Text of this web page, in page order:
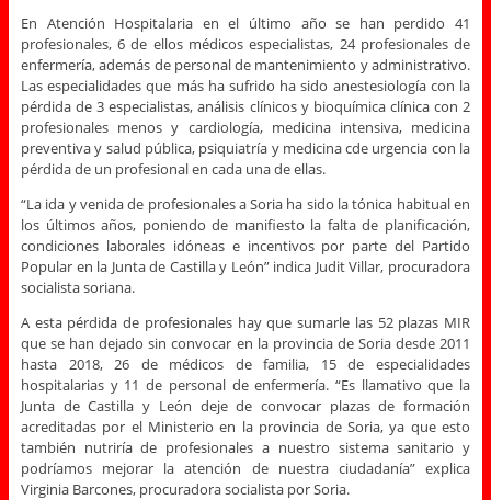
En Atención Hospitalaria en el último año se han perdido 41
profesionales, 6 de ellos médicos especialistas, 24 profesionales de
enfermería, además de personal de mantenimiento y administrativo.
Las especialidades que más ha sufrido ha sido anestesiología con la
pérdida de 3 especialistas, análisis clínicos y bioquímica clínica con 2
profesionales menos y cardiología, medicina intensiva, medicina
preventiva y salud pública, psiquiatría y medicina cde urgencia con la
pérdida de un profesional en cada una de ellas.
“La ida y venida de profesionales a Soria ha sido la tónica habitual en
los últimos años, poniendo de manifiesto la falta de planificación,
condiciones laborales idóneas e incentivos por parte del Partido
Popular en la Junta de Castilla y León” indica Judit Villar, procuradora
socialista soriana.
A esta pérdida de profesionales hay que sumarle las 52 plazas MIR
que se han dejado sin convocar en la provincia de Soria desde 2011
hasta 2018, 26 de médicos de familia, 15 de especialidades
hospitalarias y 11 de personal de enfermería. “Es llamativo que la
Junta de Castilla y León deje de convocar plazas de formación
acreditadas por el Ministerio en la provincia de Soria, ya que esto
también nutriría de profesionales a nuestro sistema sanitario y
podríamos mejorar la atención de nuestra ciudadanía” explica
Virginia Barcones, procuradora socialista por Soria.